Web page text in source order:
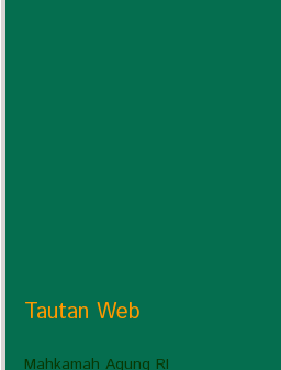
Tautan Web
Mahkamah Agung RI